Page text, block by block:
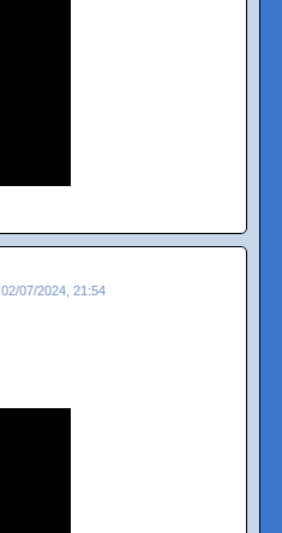
02/07/2024, 21:54